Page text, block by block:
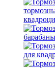
для